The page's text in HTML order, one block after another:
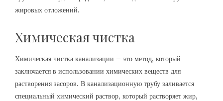
жировых отложений.
Химическая чистка
Химическая чистка канализации – это метод, который
заключается в использовании химических веществ для
растворения засоров. В канализационную трубу заливается
специальный химический раствор, который растворяет жир,